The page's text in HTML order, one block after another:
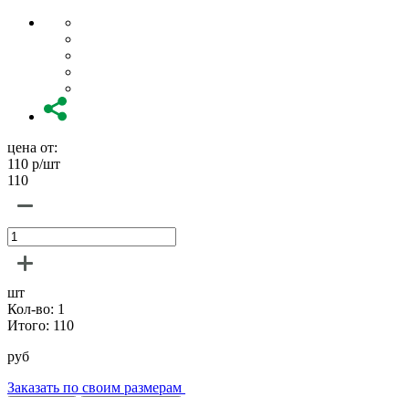
цена от:
110 р/шт
110
шт
Кол-во: 1
Итого: 110
руб
Заказать по своим размерам